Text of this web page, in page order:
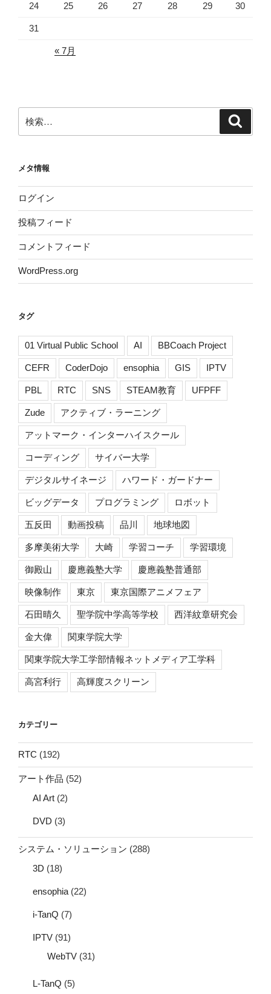
24 25 26 27 28 29 30
31
« 7月
索:
メタ情報
ログイン
投稿フィード
コメントフィード
WordPress.org
タグ
01 Virtual Public School AI BBCoach Project
CEFR CoderDojo ensophia GIS IPTV
PBL RTC SNS STEAM教育 UFPFF
Zude アクティブ・ラーニング
アットマーク・インターハイスクール
コーディング サイバー大学
デジタルサイネージ ハワード・ガードナー
ビッグデータ プログラミング ロボット
五反田 動画投稿 品川 地球地図
多摩美術大学 大崎 学習コーチ 学習環境
御殿山 慶應義塾大学 慶應義塾普通部
映像制作 東京 東京国際アニメフェア
石田晴久 聖学院中学高等学校 西洋紋章研究会
金大偉 関東学院大学
関東学院大学工学部情報ネットメディア工学科
高宮利行 高輝度スクリーン
カテゴリー
RTC (192)
アート作品 (52)
AI Art (2)
DVD (3)
システム・ソリューション (288)
3D (18)
ensophia (22)
i-TanQ (7)
IPTV (91)
WebTV (31)
L-TanQ (5)